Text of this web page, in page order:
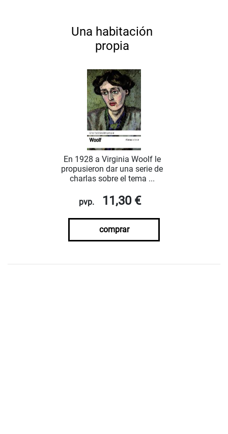
Una habitación
propia
En 1928 a Virginia Woolf le
propusieron dar una serie de
charlas sobre el tema ...
pvp. 11,30 €
comprar